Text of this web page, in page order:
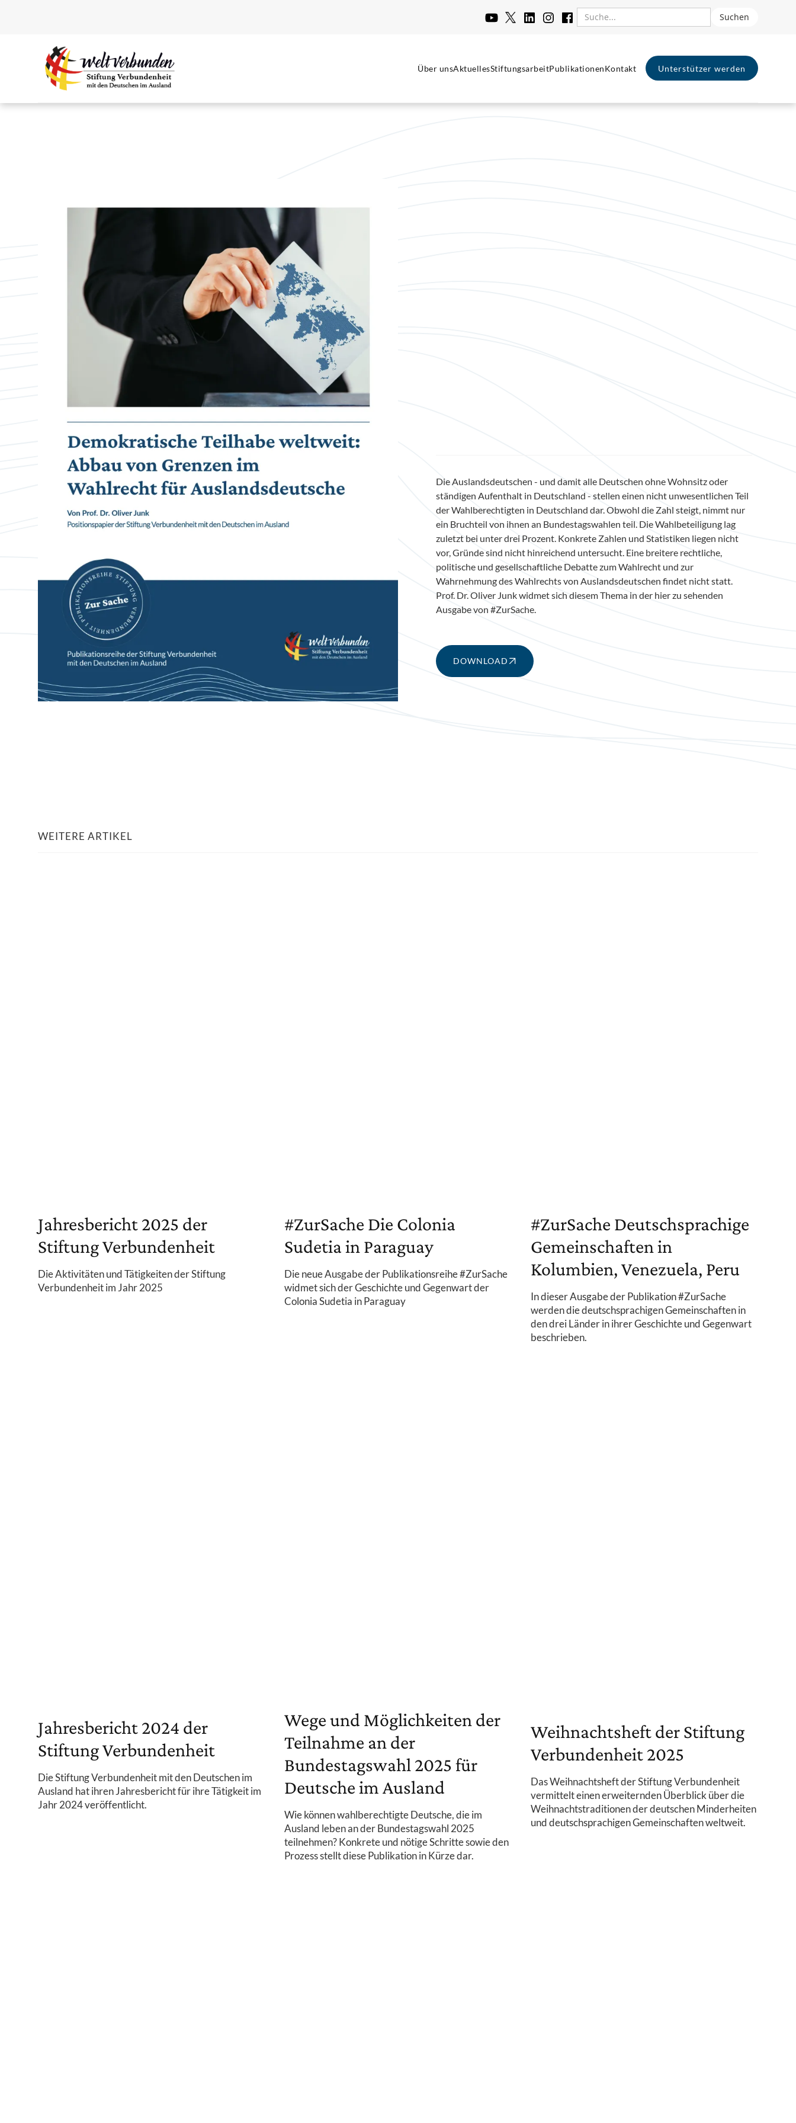
Über unsAktuellesStiftungsarbeitPublikationenKontakt Unterstützer werden
Die Auslandsdeutschen - und damit alle Deutschen ohne Wohnsitz oder
ständigen Aufenthalt in Deutschland - stellen einen nicht unwesentlichen Teil
der Wahlberechtigten in Deutschland dar. Obwohl die Zahl steigt, nimmt nur
ein Bruchteil von ihnen an Bundestagswahlen teil. Die Wahlbeteiligung lag
zuletzt bei unter drei Prozent. Konkrete Zahlen und Statistiken liegen nicht
vor, Gründe sind nicht hinreichend untersucht. Eine breitere rechtliche,
politische und gesellschaftliche Debatte zum Wahlrecht und zur
Wahrnehmung des Wahlrechts von Auslandsdeutschen findet nicht statt.
Prof. Dr. Oliver Junk widmet sich diesem Thema in der hier zu sehenden
Ausgabe von #ZurSache.
DOWNLOAD
WEITERE ARTIKEL
Jahresbericht 2025 der
Stiftung Verbundenheit
Die Aktivitäten und Tätigkeiten der Stiftung
Verbundenheit im Jahr 2025
#ZurSache Die Colonia
Sudetia in Paraguay
Die neue Ausgabe der Publikationsreihe #ZurSache
widmet sich der Geschichte und Gegenwart der
Colonia Sudetia in Paraguay
#ZurSache Deutschsprachige
Gemeinschaften in
Kolumbien, Venezuela, Peru
In dieser Ausgabe der Publikation #ZurSache
werden die deutschsprachigen Gemeinschaften in
den drei Länder in ihrer Geschichte und Gegenwart
beschrieben.
Jahresbericht 2024 der
Stiftung Verbundenheit
Die Stiftung Verbundenheit mit den Deutschen im
Ausland hat ihren Jahresbericht für ihre Tätigkeit im
Jahr 2024 veröffentlicht.
Wege und Möglichkeiten der
Teilnahme an der
Bundestagswahl 2025 für
Deutsche im Ausland
Wie können wahlberechtigte Deutsche, die im
Ausland leben an der Bundestagswahl 2025
teilnehmen? Konkrete und nötige Schritte sowie den
Prozess stellt diese Publikation in Kürze dar.
Weihnachtsheft der Stiftung
Verbundenheit 2025
Das Weihnachtsheft der Stiftung Verbundenheit
vermittelt einen erweiternden Überblick über die
Weihnachtstraditionen der deutschen Minderheiten
und deutschsprachigen Gemeinschaften weltweit.